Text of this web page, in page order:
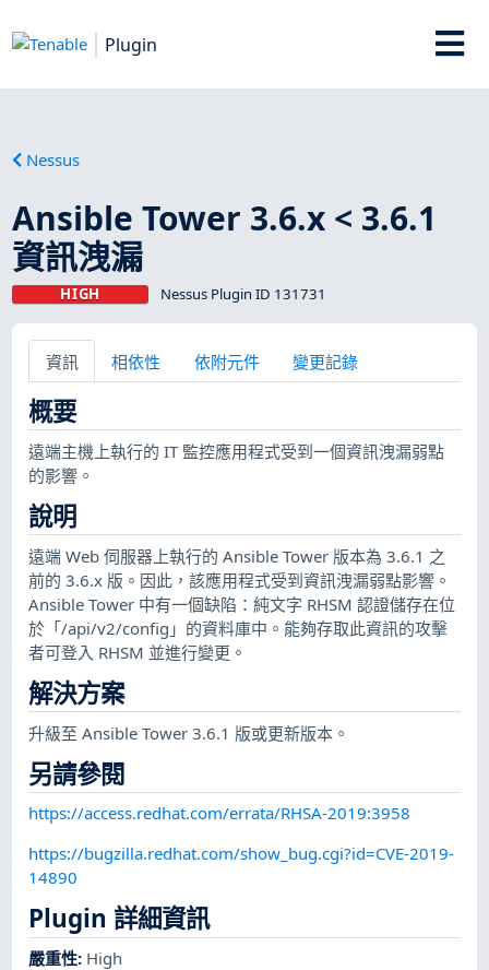
Plugin
Nessus
Ansible Tower 3.6.x < 3.6.1
資訊洩漏
HIGH Nessus Plugin ID 131731
資訊 相依性 依附元件 變更記錄
概要
遠端主機上執行的 IT 監控應用程式受到一個資訊洩漏弱點
的影響。
說明
遠端 Web 伺服器上執行的 Ansible Tower 版本為 3.6.1 之
前的 3.6.x 版。因此，該應用程式受到資訊洩漏弱點影響。
Ansible Tower 中有一個缺陷：純文字 RHSM 認證儲存在位
於「/api/v2/config」的資料庫中。能夠存取此資訊的攻擊
者可登入 RHSM 並進行變更。
解決方案
升級至 Ansible Tower 3.6.1 版或更新版本。
另請參閱
https://access.redhat.com/errata/RHSA-2019:3958
https://bugzilla.redhat.com/show_bug.cgi?id=CVE-2019-
14890
Plugin 詳細資訊
嚴重性: High